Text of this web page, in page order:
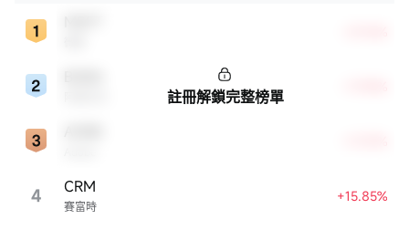
4 賽富時
CRM +15.85%
註冊解鎖完整榜單